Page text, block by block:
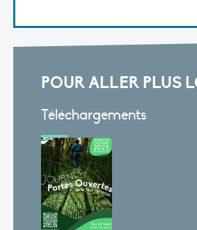
POUR ALLER PLUS
Téléchargements